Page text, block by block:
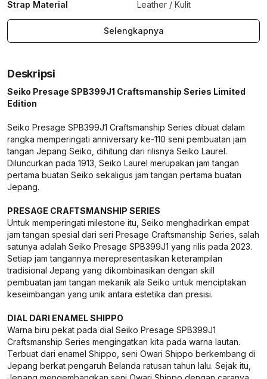
Strap Material Leather / Kulit
Selengkapnya
Deskripsi
Seiko Presage SPB399J1 Craftsmanship Series Limited
Edition
Seiko Presage SPB399J1 Craftsmanship Series dibuat dalam
rangka memperingati anniversary ke-110 seni pembuatan jam
tangan Jepang Seiko, dihitung dari rilisnya Seiko Laurel.
Diluncurkan pada 1913, Seiko Laurel merupakan jam tangan
pertama buatan Seiko sekaligus jam tangan pertama buatan
Jepang.
PRESAGE CRAFTSMANSHIP SERIES
Untuk memperingati milestone itu, Seiko menghadirkan empat
jam tangan spesial dari seri Presage Craftsmanship Series, salah
satunya adalah Seiko Presage SPB399J1 yang rilis pada 2023.
Setiap jam tangannya merepresentasikan keterampilan
tradisional Jepang yang dikombinasikan dengan skill
pembuatan jam tangan mekanik ala Seiko untuk menciptakan
keseimbangan yang unik antara estetika dan presisi.
DIAL DARI ENAMEL SHIPPO
Warna biru pekat pada dial Seiko Presage SPB399J1
Craftsmanship Series mengingatkan kita pada warna lautan.
Terbuat dari enamel Shippo, seni Owari Shippo berkembang di
Jepang berkat pengaruh Belanda ratusan tahun lalu. Sejak itu,